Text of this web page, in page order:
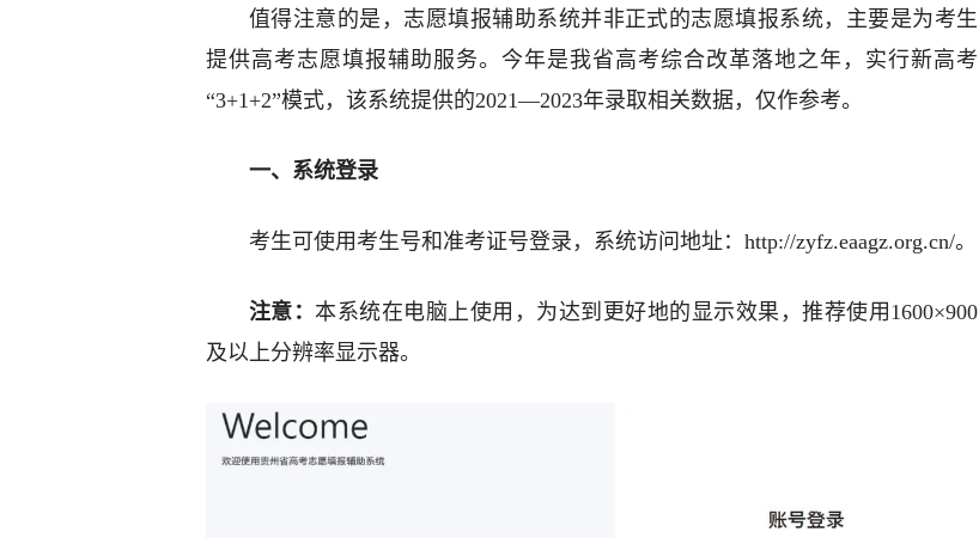
值得注意的是，志愿填报辅助系统并非正式的志愿填报系统，主要是为考生
提供高考志愿填报辅助服务。今年是我省高考综合改革落地之年，实行新高考
“3+1+2”模式，该系统提供的2021—2023年录取相关数据，仅作参考。
一、系统登录
考生可使用考生号和准考证号登录，系统访问地址：http://zyfz.eaagz.org.cn/。
注意：本系统在电脑上使用，为达到更好地的显示效果，推荐使用1600×900
及以上分辨率显示器。